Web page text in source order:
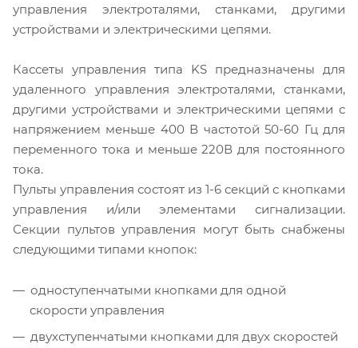
управления электроталями, станками, другими
устройствами и электрическими цепями.
Кассеты управления типа KS предназначены для
удаленного управления электроталями, станками,
другими устройствами и электрическими цепями с
напряжением меньше 400 В частотой 50-60 Гц для
переменного тока и меньше 220В для постоянного
тока.
Пульты управления состоят из 1-6 секций с кнопками
управления и/или элементами сигнализации.
Секции пультов управления могут быть снабжены
следующими типами кнопок:
одноступенчатыми кнопками для одной
скорости управления
двухступенчатыми кнопками для двух скоростей